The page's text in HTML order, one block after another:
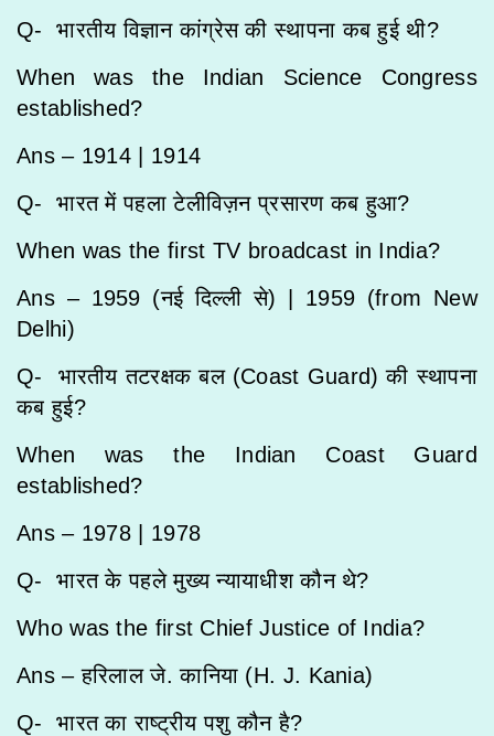
Q- भारतीय विज्ञान कांग्रेस की स्थापना कब हुई थी?
When was the Indian Science Congress
established?
Ans – 1914 | 1914
Q- भारत में पहला टेलीविज़न प्रसारण कब हुआ?
When was the first TV broadcast in India?
Ans – 1959 (नई दिल्ली से) | 1959 (from New
Delhi)
Q- भारतीय तटरक्षक बल (Coast Guard) की स्थापना
कब हुई?
When was the Indian Coast Guard
established?
Ans – 1978 | 1978
Q- भारत के पहले मुख्य न्यायाधीश कौन थे?
Who was the first Chief Justice of India?
Ans – हरिलाल जे. कानिया (H. J. Kania)
Q- भारत का राष्ट्रीय पशु कौन है?